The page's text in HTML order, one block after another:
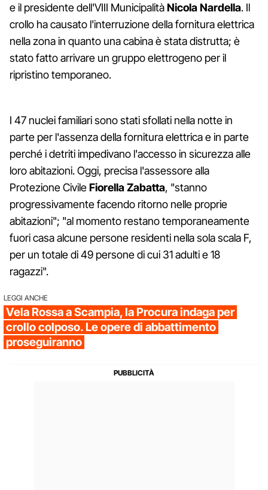
e il presidente dell'VIII MunicipalitàNicola Nardella. Il
crollo ha causato l'interruzione della fornitura elettrica
nella zona in quanto una cabina è stata distrutta; è
stato fatto arrivare un gruppo elettrogeno per il
ripristino temporaneo.
I 47 nuclei familiari sono stati sfollati nella notte in
parte per l'assenza della fornitura elettrica e in parte
perché i detriti impedivano l'accesso in sicurezza alle
loro abitazioni. Oggi, precisa l'assessore alla
Protezione CivileFiorella Zabatta, "stanno
progressivamente facendo ritorno nelle proprie
abitazioni"; "al momento restano temporaneamente
fuori casa alcune persone residenti nella sola scala F,
per un totale di 49 persone di cui 31 adulti e 18
ragazzi".
LEGGI ANCHE
Vela Rossa a Scampia, la Procura indaga per
crollo colposo. Le opere di abbattimento
proseguiranno